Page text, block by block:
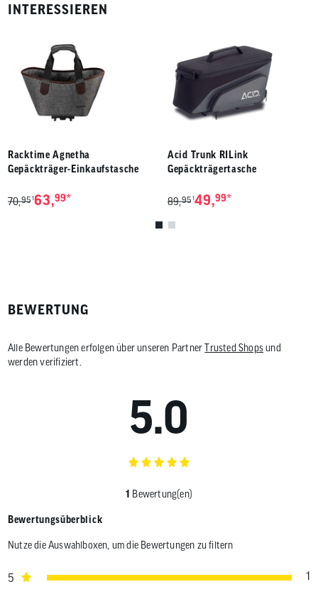
INTERESSIEREN
Racktime Agnetha
Gepäckträger-Einkaufstasche
70,95 163,99*
Acid Trunk RILink
Gepäckträgertasche
89,95 149,99*
BEWERTUNG
Alle Bewertungen erfolgen über unseren PartnerTrusted Shopsund
werden verifiziert.
5.0
1 Bewertung(en)
Bewertungsüberblick
Nutze die Auswahlboxen, um die Bewertungen zu filtern
5 1